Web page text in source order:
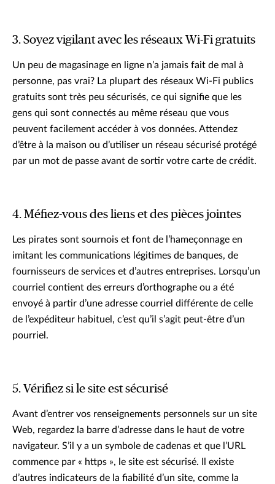
3. Soyez vigilant avec les réseaux Wi-Fi gratuits
Un peu de magasinage en ligne n’a jamais fait de mal à
personne, pas vrai? La plupart des réseaux Wi-Fi publics
gratuits sont très peu sécurisés, ce qui signifie que les
gens qui sont connectés au même réseau que vous
peuvent facilement accéder à vos données. Attendez
d’être à la maison ou d’utiliser un réseau sécurisé protégé
par un mot de passe avant de sortir votre carte de crédit.
4. Méfiez-vous des liens et des pièces jointes
Les pirates sont sournois et font de l’hameçonnage en
imitant les communications légitimes de banques, de
fournisseurs de services et d’autres entreprises. Lorsqu’un
courriel contient des erreurs d’orthographe ou a été
envoyé à partir d’une adresse courriel différente de celle
de l’expéditeur habituel, c’est qu’il s’agit peut-être d’un
pourriel.
5. Vérifiez si le site est sécurisé
Avant d’entrer vos renseignements personnels sur un site
Web, regardez la barre d’adresse dans le haut de votre
navigateur. S’il y a un symbole de cadenas et que l’URL
commence par « https », le site est sécurisé. Il existe
d’autres indicateurs de la fiabilité d’un site, comme la